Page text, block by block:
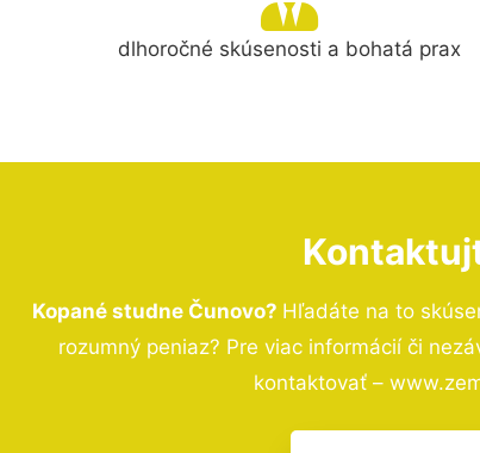
dlhoročné skúsenosti a bohatá prax
Kopané studne Čunovo? Hľadáte na to
rozumný peniaz? Pre viac informácií či
kontaktovať –